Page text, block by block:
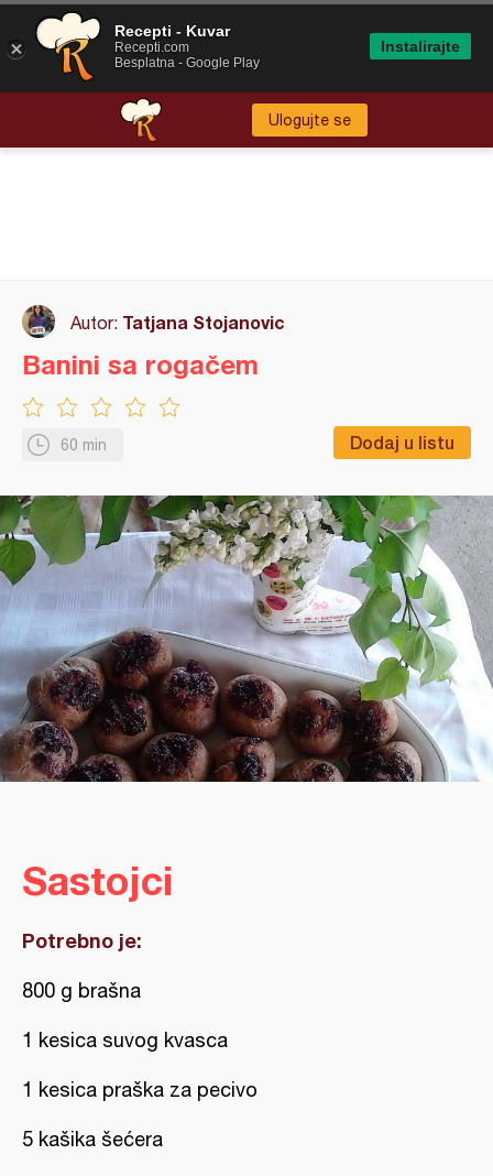
Ulogujte se
Autor: Tatjana Stojanovic
60 min Dodaj u listu
Banini sa rogačem
Sastojci
Potrebno je:
800 g brašna
1 kesica suvog kvasca
1 kesica praška za pecivo
5 kašika šećera
Recepti - Kuvar
Recepti.com
Besplatna - Google Play
Instalirajte